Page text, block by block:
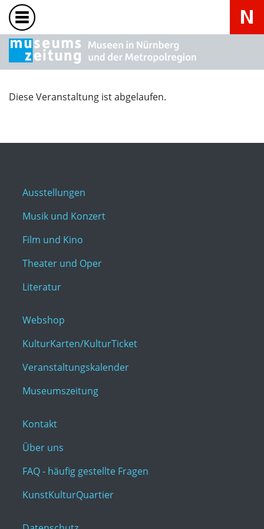
Diese Veranstaltung ist abgelaufen.
Ausstellungen
Musik und Konzert
Film und Kino
Theater und Oper
Literatur
Webshop
KulturKarten/KulturTicket
Veranstaltungskalender
Museumszeitung
Kontakt
Über uns
FAQ - häufig gestellte Fragen
KunstKulturQuartier